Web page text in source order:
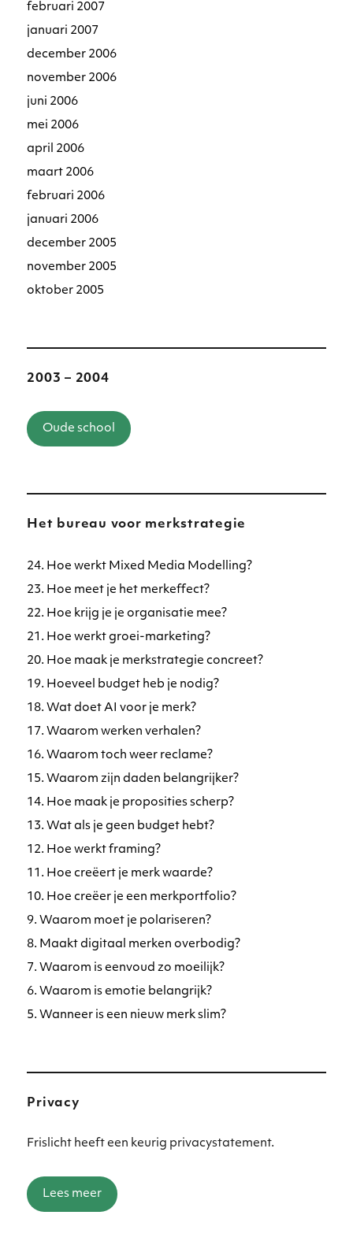
februari 2007
januari 2007
december 2006
november 2006
juni 2006
mei 2006
april 2006
maart 2006
februari 2006
januari 2006
december 2005
november 2005
oktober 2005
2003 – 2004
Oude school
Het bureau voor merkstrategie
24. Hoe werkt Mixed Media Modelling?
23. Hoe meet je het merkeffect?
22. Hoe krijg je je organisatie mee?
21. Hoe werkt groei-marketing?
20. Hoe maak je merkstrategie concreet?
19. Hoeveel budget heb je nodig?
18. Wat doet AI voor je merk?
17. Waarom werken verhalen?
16. Waarom toch weer reclame?
15. Waarom zijn daden belangrijker?
14. Hoe maak je proposities scherp?
13. Wat als je geen budget hebt?
12. Hoe werkt framing?
11. Hoe creëert je merk waarde?
10. Hoe creëer je een merkportfolio?
9. Waarom moet je polariseren?
8. Maakt digitaal merken overbodig?
7. Waarom is eenvoud zo moeilijk?
6. Waarom is emotie belangrijk?
5. Wanneer is een nieuw merk slim?
Privacy
Frislicht heeft een keurig privacystatement.
Lees meer